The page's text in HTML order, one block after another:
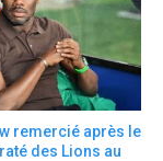
remercié après le
des Lions au